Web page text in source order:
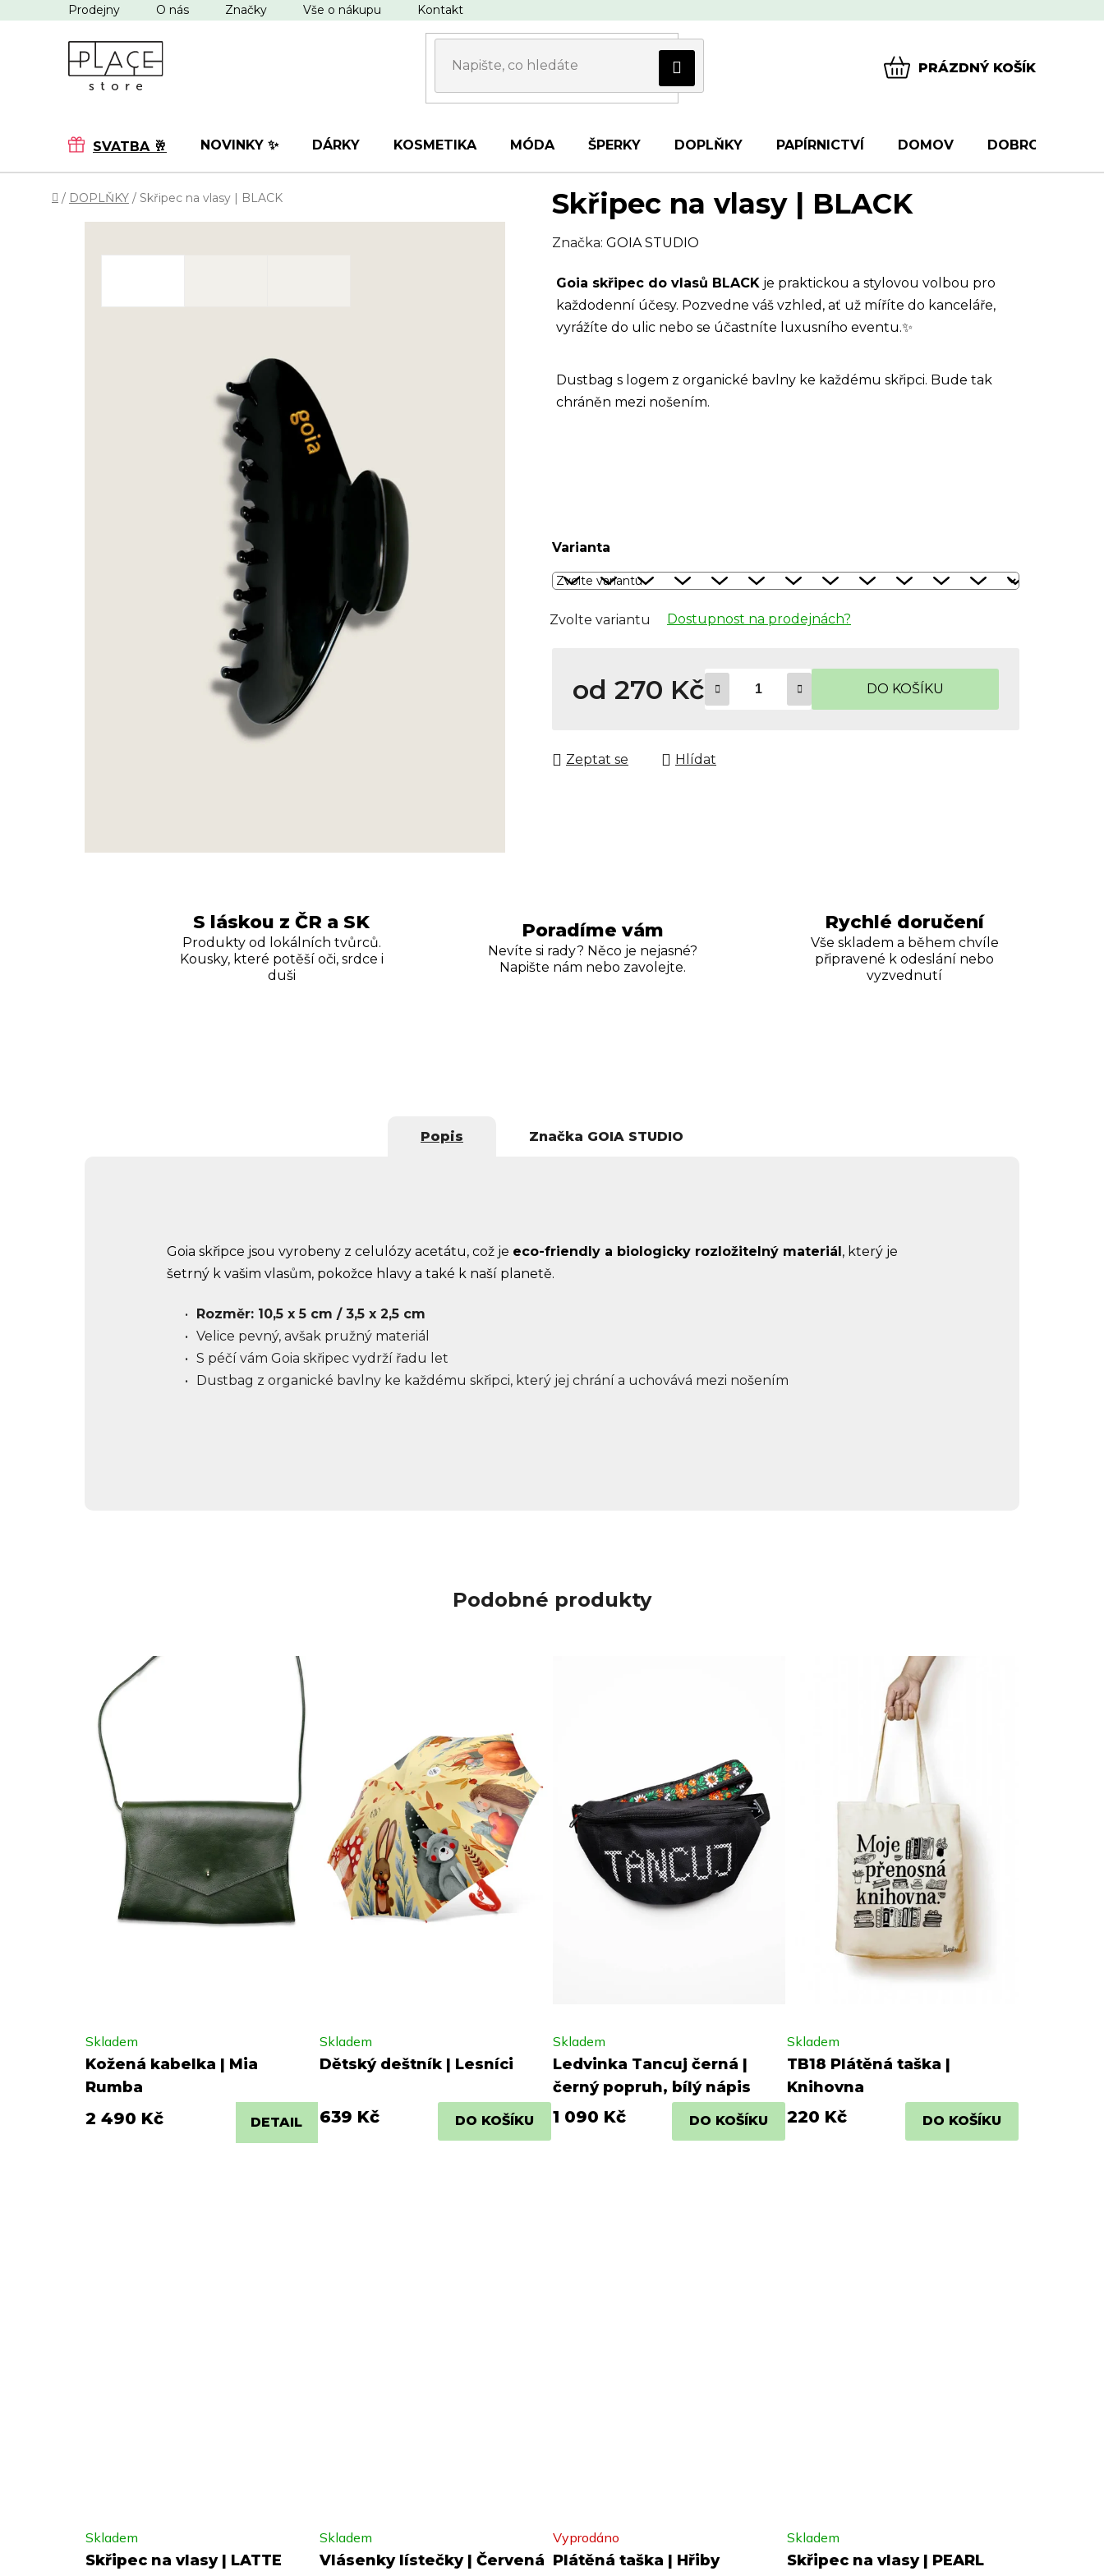
na
Prodejny O nás Značky Vše o nákupu Kontakt
PRÁZDNÝ KOŠÍK
SVATBA 🥂 NOVINKY ✨ DÁRKY KOSMETIKA MÓDA ŠPERKY DOPLŇKY PAPÍRNICTVÍ DOMOV DOBROTY
Domů
/ DOPLŇKY / Skřipec na vlasy | BLACK Skřipec na vlasy | BLACK
Značka: GOIA STUDIO
Goia skřipec do vlasů BLACK je praktickou a stylovou volbou pro
každodenní účesy. Pozvedne váš vzhled, ať už míříte do kanceláře,
vyrážíte do ulic nebo se účastníte luxusního eventu.✨
Dustbag s logem z organické bavlny ke každému skřipci. Bude tak
chráněn mezi nošením.
Varianta
Zvolte variantu Dostupnost na prodejnách?
od 270 Kč DO KOŠÍKU
Zeptat se Hlídat
S láskou z ČR a SK
Produkty od lokálních tvůrců.
Kousky, které potěší oči, srdce i
duši
Poradíme vám
Nevíte si rady? Něco je nejasné?
Napište nám nebo zavolejte.
Rychlé doručení
Vše skladem a během chvíle
připravené k odeslání nebo
vyzvednutí
Popis Značka GOIA STUDIO
Goia skřipce jsou vyrobeny z celulózy acetátu, což je eco-friendly a biologicky rozložitelný materiál , který je
šetrný k vašim vlasům, pokožce hlavy a také k naší planetě.
Rozměr: 10,5 x 5 cm / 3,5 x 2,5 cm
Velice pevný, avšak pružný materiál
S péčí vám Goia skřipec vydrží řadu let
Dustbag z organické bavlny ke každému skřipci, který jej chrání a uchovává mezi nošením
Podobné produkty
Kožená kabelka | Mia
Rumba
Skladem
2 490 Kč DETAIL
Dětský deštník | Lesníci
Skladem
639 Kč DO KOŠÍKU
Ledvinka Tancuj černá |
černý popruh, bílý nápis
Skladem
1 090 Kč DO KOŠÍKU
TB18 Plátěná taška |
Knihovna
Skladem
220 Kč DO KOŠÍKU
Skřipec na vlasy | LATTE
Skladem
Vlásenky lístečky | Červená
Skladem
Plátěná taška | Hřiby
Vyprodáno
Skřipec na vlasy | PEARL
Skladem